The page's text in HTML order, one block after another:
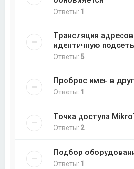
Ответы: 1
Трансляция
идентичную подсеть
Ответы: 5
Проброс имен в
Ответы: 1
Точка доступа
Ответы: 2
Подбор
Ответы: 1